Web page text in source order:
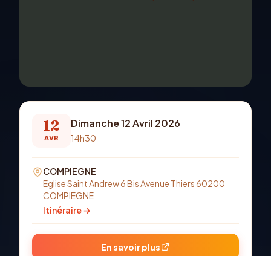
12
AVR
Dimanche 12 Avril 2026
14h30
COMPIEGNE
Eglise Saint Andrew 6 Bis Avenue Thiers 60200
COMPIEGNE
Itinéraire →
En savoir plus